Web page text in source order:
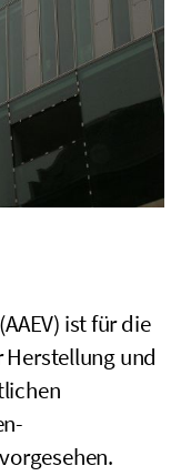
AAEV) ist für die
Herstellung und